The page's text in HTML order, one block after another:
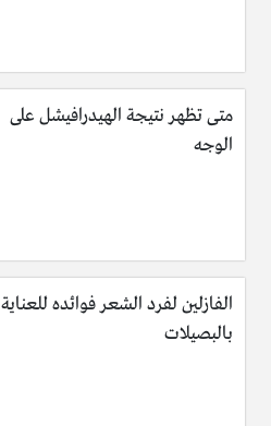
متى تظهر نتيجة الهيدرافيشل على
الوجه
الفازلين لفرد الشعر فوائده للعناية
بالبصيلات